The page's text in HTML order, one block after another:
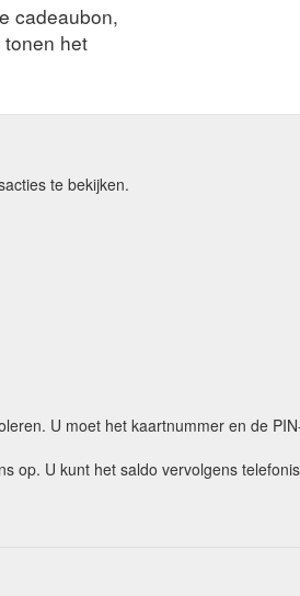
cadeaubon,
het
te bekijken.
U moet het kaartnummer en de
op. U kunt het saldo vervolgens